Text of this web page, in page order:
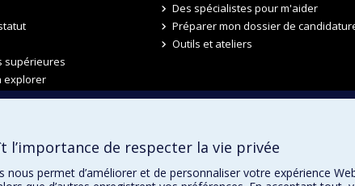
supérieures
explorer
Des spécialistes pour m'aider
Préparer mon dossier de
Outils et ateliers
l’importance de respecter la vie privée
nous permet d’améliorer et de personnaliser votre expérience